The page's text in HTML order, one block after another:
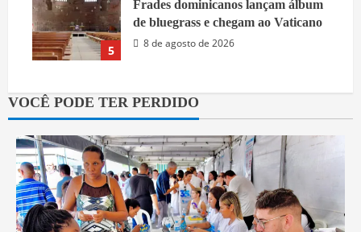
5
Frades dominicanos lançam álbum
de bluegrass e chegam ao Vaticano
8 de agosto de 2026
VOCÊ PODE TER PERDIDO